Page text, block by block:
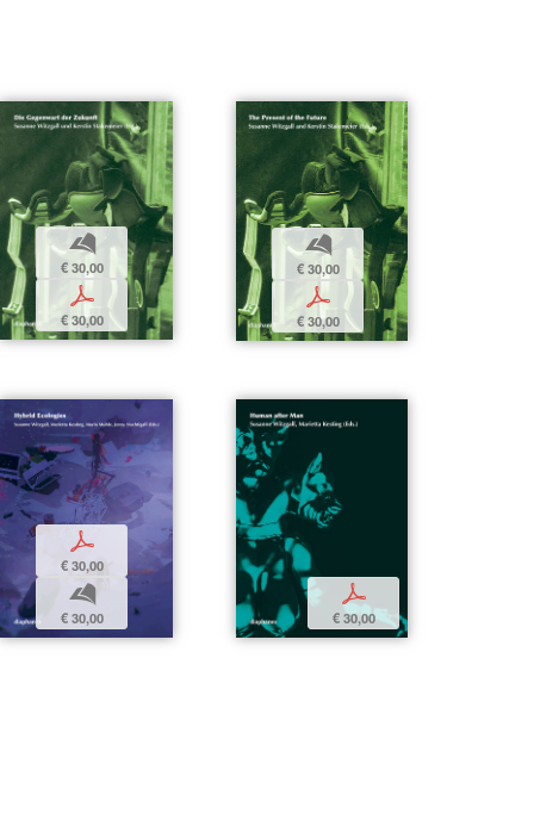
b
€ 30,00
p
€ 30,00
b
€ 30,00
p
€ 30,00
p
€ 30,00
b
€ 30,00
p
€ 30,00